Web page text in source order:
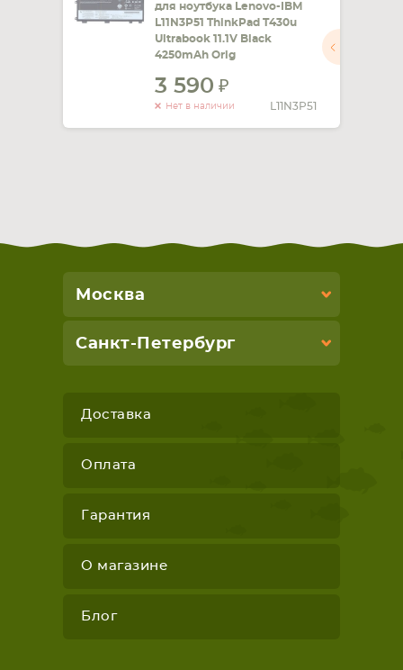
для ноутбука Lenovo-IBM
L11N3P51 ThinkPad T430u
Ultrabook 11.1V Black
4250mAh Orig
3 590
Нет в наличии L11N3P51
Москва
Санкт-Петербург
Доставка
Оплата
Гарантия
О магазине
Блог